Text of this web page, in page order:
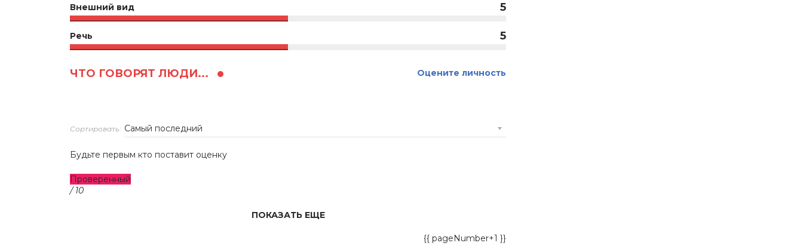
Внешний вид 5
Речь 5
ЧТО ГОВОРЯТ ЛЮДИ... Оцените личность
Сортировать:
Будьте первым кто поставит оценку
Проверенный
/ 10
ПОКАЗАТЬ ЕЩЕ
{{ pageNumber+1 }}